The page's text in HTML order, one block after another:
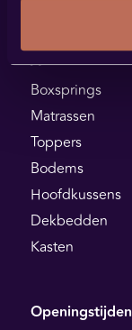
Assortiment
Boxsprings
Matrassen
Toppers
Bodems
Hoofdkussens
Dekbedden
Kasten
Openingstijden